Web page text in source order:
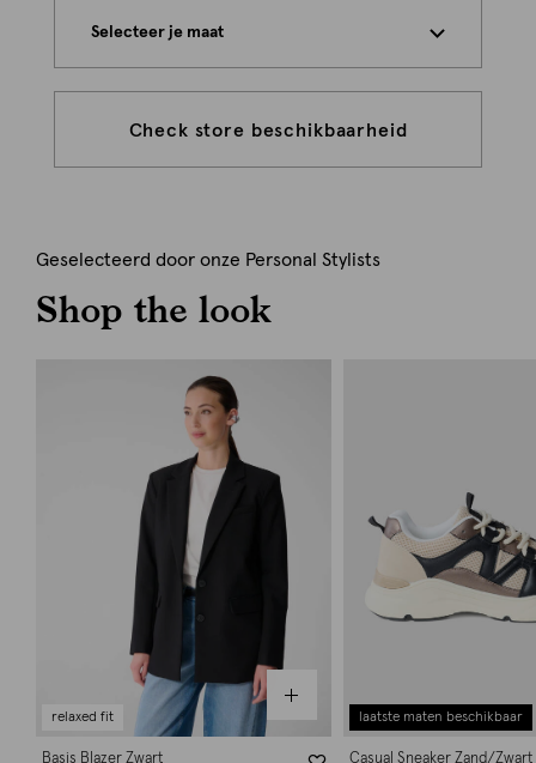
Selecteer je maat
Check store beschikbaarheid
Geselecteerd door onze Personal Stylists
Shop the look
relaxed fit
Basis Blazer Zwart
laatste maten beschikbaar
Casual Sneaker Zand/Zwart